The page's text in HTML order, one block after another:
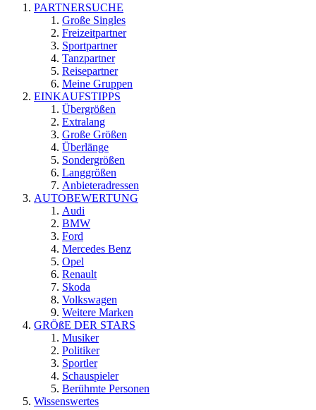
PARTNERSUCHE
Große Singles
Freizeitpartner
Sportpartner
Tanzpartner
Reisepartner
Meine Gruppen
EINKAUFSTIPPS
Übergrößen
Extralang
Große Größen
Überlänge
Sondergrößen
Langgrößen
Anbieteradressen
AUTOBEWERTUNG
Audi
BMW
Ford
Mercedes Benz
Opel
Renault
Skoda
Volkswagen
Weitere Marken
GRÖßE DER STARS
Musiker
Politiker
Sportler
Schauspieler
Berühmte Personen
Wissenswertes